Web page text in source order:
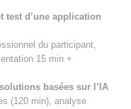
test d’une application
du participant,
15 min +
basées sur l’IA
(120 min), analyse